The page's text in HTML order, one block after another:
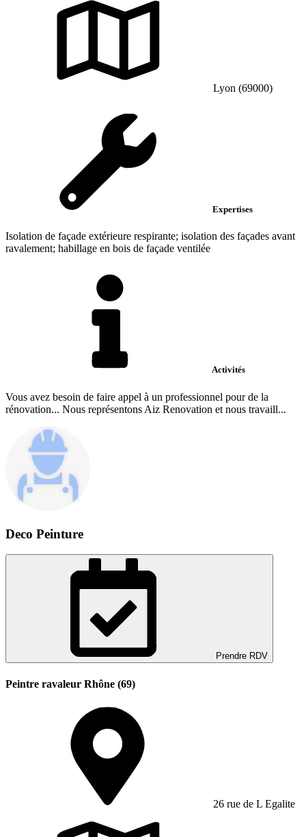
Lyon (69000)
Expertises
Isolation de façade extérieure respirante; isolation des façades avant
ravalement; habillage en bois de façade ventilée
Activités
Vous avez besoin de faire appel à un professionnel pour de la
rénovation... Nous représentons Aiz Renovation et nous travaill...
Deco Peinture
Prendre RDV
Peintre ravaleur Rhône (69)
26 rue de L Egalite